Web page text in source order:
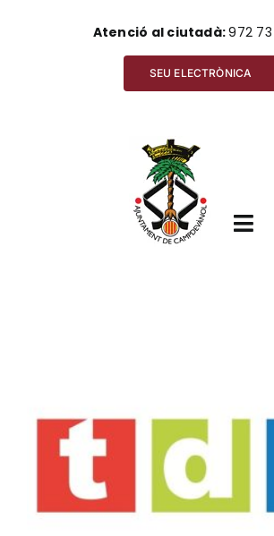
Atenció al ciutadà:972 73
SEU ELECTRÒNICA
Ciutadania
Actualitat